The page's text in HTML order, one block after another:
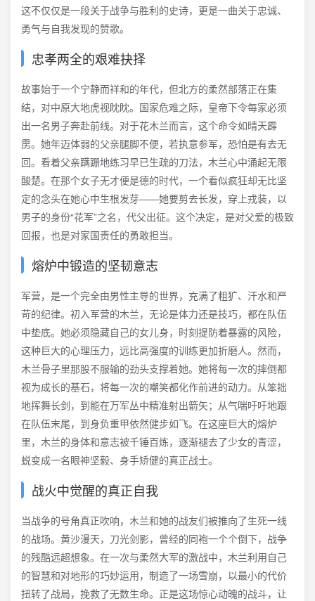
这不仅仅是一段关于战争与胜利的史诗，更是一曲关于忠诚、
勇气与自我发现的赞歌。
忠孝两全的艰难抉择
故事始于一个宁静而祥和的年代，但北方的柔然部落正在集
结，对中原大地虎视眈眈。国家危难之际，皇帝下令每家必须
出一名男子奔赴前线。对于花木兰而言，这个命令如晴天霹
雳。她年迈体弱的父亲腿脚不便，若执意参军，恐怕是有去无
回。看着父亲蹒跚地练习早已生疏的刀法，木兰心中涌起无限
酸楚。在那个女子无才便是德的时代，一个看似疯狂却无比坚
定的念头在她心中生根发芽——她要剪去长发，穿上戎装，以
男子的身份“花军”之名，代父出征。这个决定，是对父爱的极致
回报，也是对家国责任的勇敢担当。
熔炉中锻造的坚韧意志
军营，是一个完全由男性主导的世界，充满了粗犷、汗水和严
苛的纪律。初入军营的木兰，无论是体力还是技巧，都在队伍
中垫底。她必须隐藏自己的女儿身，时刻提防着暴露的风险，
这种巨大的心理压力，远比高强度的训练更加折磨人。然而，
木兰骨子里那股不服输的劲头支撑着她。她将每一次的摔倒都
视为成长的基石，将每一次的嘲笑都化作前进的动力。从笨拙
地挥舞长剑，到能在万军丛中精准射出箭矢；从气喘吁吁地跟
在队伍末尾，到身负重甲依然健步如飞。在这座巨大的熔炉
里，木兰的身体和意志被千锤百炼，逐渐褪去了少女的青涩，
蜕变成一名眼神坚毅、身手矫健的真正战士。
战火中觉醒的真正自我
当战争的号角真正吹响，木兰和她的战友们被推向了生死一线
的战场。黄沙漫天，刀光剑影，曾经的同袍一个个倒下，战争
的残酷远超想象。在一次与柔然大军的激战中，木兰利用自己
的智慧和对地形的巧妙运用，制造了一场雪崩，以最小的代价
扭转了战局，挽救了无数生命。正是这场惊心动魄的战斗，让